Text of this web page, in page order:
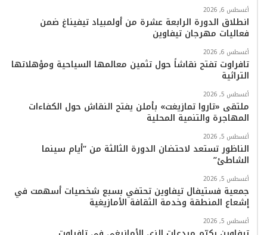
أغسطس 6, 2026
انطلاق الدورة الرابعة عشرة من أولمبياد تيفيناغ ضمن
فعاليات مهرجان تيفاوين
أغسطس 6, 2026
تافراوت تفتح نقاشاً حول تثمين معالمها السياحية ومؤهلاتها
التراثية
أغسطس 5, 2026
ملتقى «تاروا تمازيغت» بأملن يفتح النقاش حول الكفاءات
المهاجرة والتنمية المحلية
أغسطس 5, 2026
الناظور تستعد لاحتضان الدورة الثالثة من “أيام سينما
الشاطئ”
أغسطس 5, 2026
جمعية فستيفال تيفاوين تحتفي بسبع شخصيات أسهمت في
إشعاع المنطقة وخدمة الثقافة الأمازيغية
أغسطس 5, 2026